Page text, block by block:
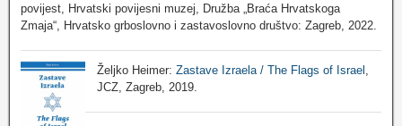
povijest, Hrvatski povijesni muzej, Družba „Braća Hrvatskoga
Zmaja“, Hrvatsko grboslovno i zastavoslovno društvo: Zagreb, 2022.
Željko Heimer:Zastave Izraela / The Flags of Israel
JCZ, Zagreb, 2019.